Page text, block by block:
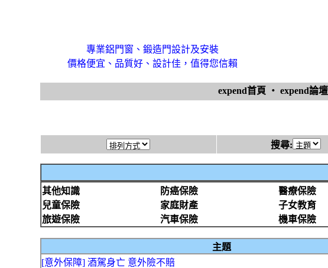
專業鋁門窗、鍛造門設計及安裝
價格便宜、品質好、設計佳，值得您信賴
expend首頁 ‧ expend論壇
搜尋:
其他知識
防癌保險 醫療保險
兒童保險
家庭財產 子女教育
旅遊保險
汽車保險 機車保險
主題
[意外保障] 酒駕身亡 意外險不賠